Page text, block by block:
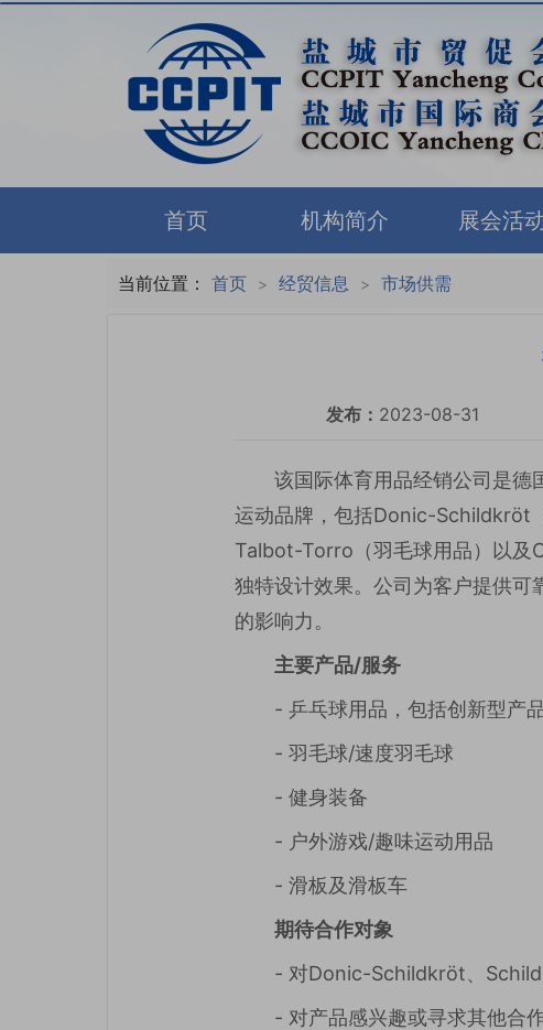
首页 机构简介 展会活
当前位置： 首页 > 经贸信息 > 市场供需
发布： 2023-08-31
该国际体育用品经销公司是德
运动品牌，包括Donic-Schildkröt
Talbot-Torro（羽毛球用品）以及
独特设计效果。公司为客户提供可
的影响力。
主要产品/服务
- 乒乓球用品，包括创新型产
- 羽毛球/速度羽毛球
- 健身装备
- 户外游戏/趣味运动用品
- 滑板及滑板车
期待合作对象
- 对Donic-Schildkröt、
- 对产品感兴趣或寻求其他合